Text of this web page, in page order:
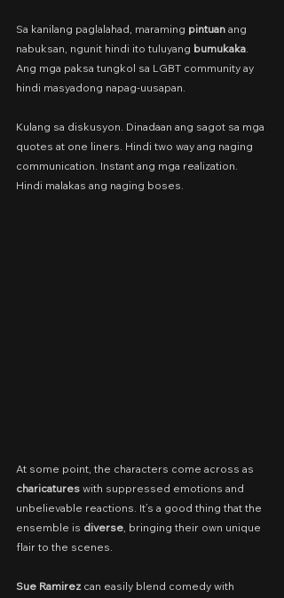
Sa kanilang paglalahad, maraming pintuan ang
nabuksan, ngunit hindi ito tuluyang bumukaka.
Ang mga paksa tungkol sa LGBT community ay
hindi masyadong napag-uusapan.
Kulang sa diskusyon. Dinadaan ang sagot sa mga
quotes at one liners. Hindi two way ang naging
communication. Instant ang mga realization.
Hindi malakas ang naging boses.
At some point, the characters come across as
charicatures with suppressed emotions and
unbelievable reactions. It’s a good thing that the
ensemble is diverse, bringing their own unique
flair to the scenes.
Sue Ramirez can easily blend comedy with